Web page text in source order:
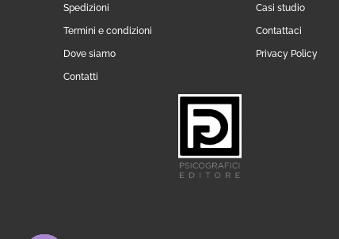
Spedizioni
Termini e condizioni
Dove siamo
Contatti
Casi studio
Contattaci
Privacy Policy